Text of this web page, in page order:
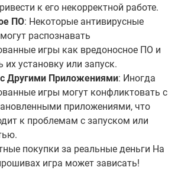
к его некорректной работе.
ПО: Некоторые антивирусные
распознавать
игры как вредоносное ПО и
их установку или запуск.
Другими Приложениями: Иногда
игры могут конфликтовать с
приложениями, что
к проблемам с запуском или
покупки за реальные деньги На
игра может зависать!